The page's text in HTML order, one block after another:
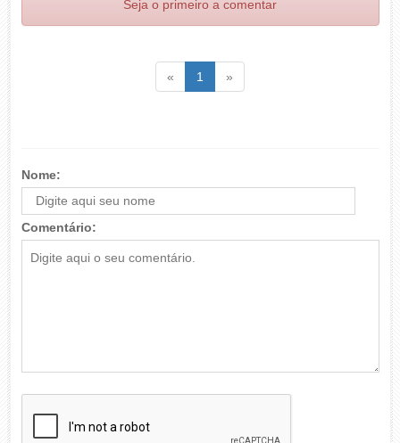
Seja o primeiro a comentar
« Voltar1 (atual)
»
Nome:
Comentário: